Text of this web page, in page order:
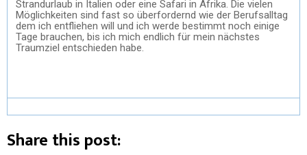
Strandurlaub in Italien oder eine Safari in Afrika. Die vielen
Möglichkeiten sind fast so überfordernd wie der Berufsalltag
dem ich entfliehen will und ich werde bestimmt noch einige
Tage brauchen, bis ich mich endlich für mein nächstes
Traumziel entschieden habe.
Share this post: